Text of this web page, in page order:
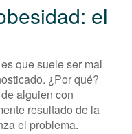
el
que suele ser mal
¿Por qué?
alguien con
resultado de la
el problema.